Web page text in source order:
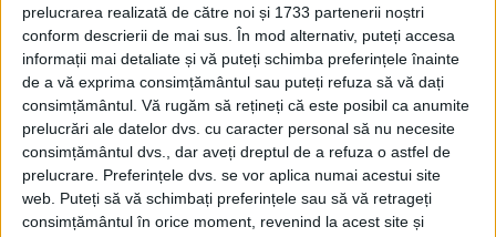
prelucrarea realizată de către noi și 1733 partenerii noștri
conform descrierii de mai sus. În mod alternativ, puteți accesa
informații mai detaliate și vă puteți schimba preferințele înainte
de a vă exprima consimțământul sau puteți refuza să vă dați
consimțământul. Vă rugăm să rețineți că este posibil ca anumite
prelucrări ale datelor dvs. cu caracter personal să nu necesite
consimțământul dvs., dar aveți dreptul de a refuza o astfel de
prelucrare. Preferințele dvs. se vor aplica numai acestui site
web. Puteți să vă schimbați preferințele sau să vă retrageți
consimțământul în orice moment, revenind la acest site și
Măsurarea timpului în cronologiile bizantine
În principiu, ora astronomi­că nu este, desigur, o invenție
specific bizantină. Grecii an­tici, și apoi romanii, au adop­tat
sistemul de calculare a...